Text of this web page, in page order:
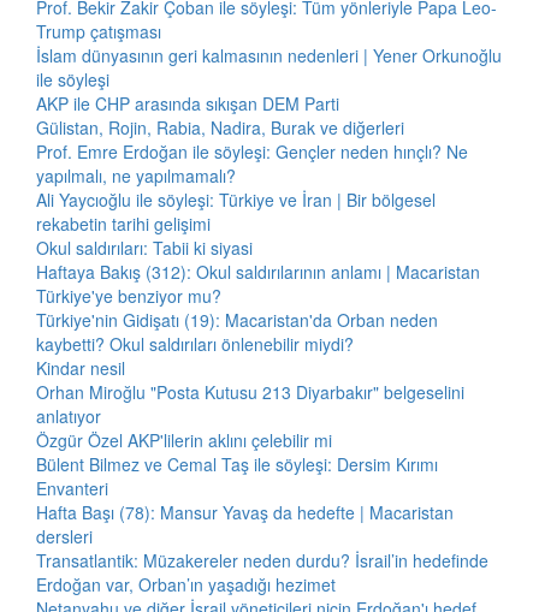
Prof. Bekir Zakir Çoban ile söyleşi: Tüm yönleriyle Papa Leo-
Trump çatışması
İslam dünyasının geri kalmasının nedenleri | Yener Orkunoğlu
ile söyleşi
AKP ile CHP arasında sıkışan DEM Parti
Gülistan, Rojin, Rabia, Nadira, Burak ve diğerleri
Prof. Emre Erdoğan ile söyleşi: Gençler neden hınçlı? Ne
yapılmalı, ne yapılmamalı?
Ali Yaycıoğlu ile söyleşi: Türkiye ve İran | Bir bölgesel
rekabetin tarihi gelişimi
Okul saldırıları: Tabii ki siyasi
Haftaya Bakış (312): Okul saldırılarının anlamı | Macaristan
Türkiye'ye benziyor mu?
Türkiye'nin Gidişatı (19): Macaristan'da Orban neden
kaybetti? Okul saldırıları önlenebilir miydi?
Kindar nesil
Orhan Miroğlu "Posta Kutusu 213 Diyarbakır" belgeselini
anlatıyor
Özgür Özel AKP'lilerin aklını çelebilir mi
Bülent Bilmez ve Cemal Taş ile söyleşi: Dersim Kırımı
Envanteri
Hafta Başı (78): Mansur Yavaş da hedefte | Macaristan
dersleri
Transatlantik: Müzakereler neden durdu? İsrail’in hedefinde
Erdoğan var, Orban’ın yaşadığı hezimet